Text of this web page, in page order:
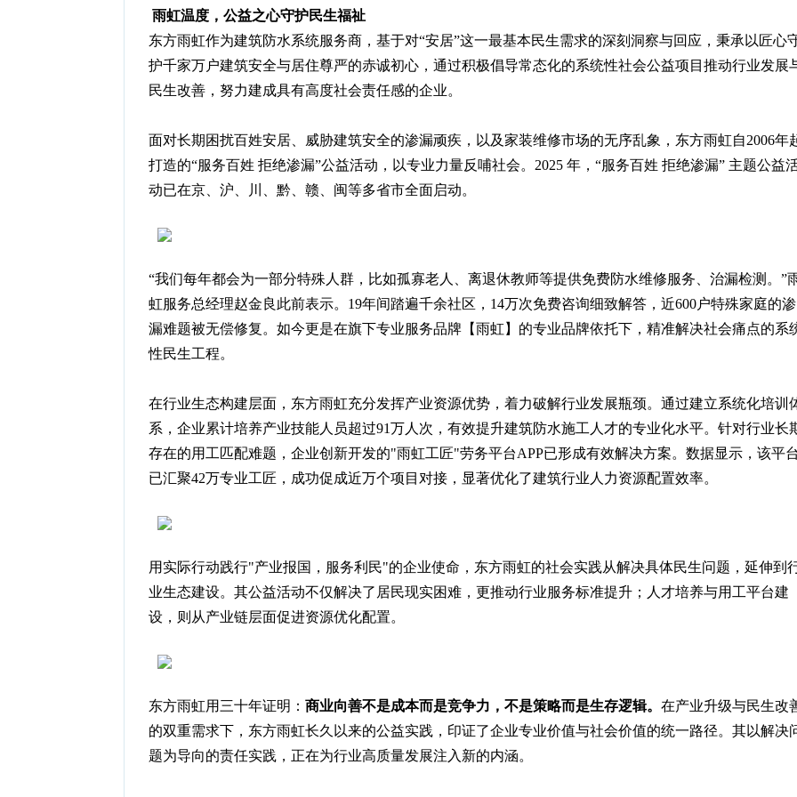
雨虹温度，公益之心守护民生福祉
东方雨虹作为建筑防水系统服务商，基于对“安居”这一最基本民生需求的深刻洞察与回应，秉承以匠心
护千家万户建筑安全与居住尊严的赤诚初心，通过积极倡导常态化的系统性社会公益项目推动行业发展
民生改善，努力建成具有高度社会责任感的企业。
面对长期困扰百姓安居、威胁建筑安全的渗漏顽疾，以及家装维修市场的无序乱象，东方雨虹自2006年
打造的“服务百姓 拒绝渗漏”公益活动，以专业力量反哺社会。2025 年，“服务百姓 拒绝渗漏” 主题公益
动已在京、沪、川、黔、赣、闽等多省市全面启动。
“我们每年都会为一部分特殊人群，比如孤寡老人、离退休教师等提供免费防水维修服务、治漏检测。”
虹服务总经理赵金良此前表示。19年间踏遍千余社区，14万次免费咨询细致解答，近600户特殊家庭的渗
漏难题被无偿修复。如今更是在旗下专业服务品牌【雨虹】的专业品牌依托下，精准解决社会痛点的系
性民生工程。
在行业生态构建层面，东方雨虹充分发挥产业资源优势，着力破解行业发展瓶颈。通过建立系统化培训
系，企业累计培养产业技能人员超过91万人次，有效提升建筑防水施工人才的专业化水平。针对行业长
存在的用工匹配难题，企业创新开发的"雨虹工匠"劳务平台APP已形成有效解决方案。数据显示，该平台
已汇聚42万专业工匠，成功促成近万个项目对接，显著优化了建筑行业人力资源配置效率。
用实际行动践行"产业报国，服务利民"的企业使命，东方雨虹的社会实践从解决具体民生问题，延伸到
业生态建设。其公益活动不仅解决了居民现实困难，更推动行业服务标准提升；人才培养与用工平台建
设，则从产业链层面促进资源优化配置。
东方雨虹用三十年证明： 商业向善不是成本而是竞争力，不是策略而是生存逻辑。 在产业升级与民生改
的双重需求下，东方雨虹长久以来的公益实践，印证了企业专业价值与社会价值的统一路径。其以解决
题为导向的责任实践，正在为行业高质量发展注入新的内涵。